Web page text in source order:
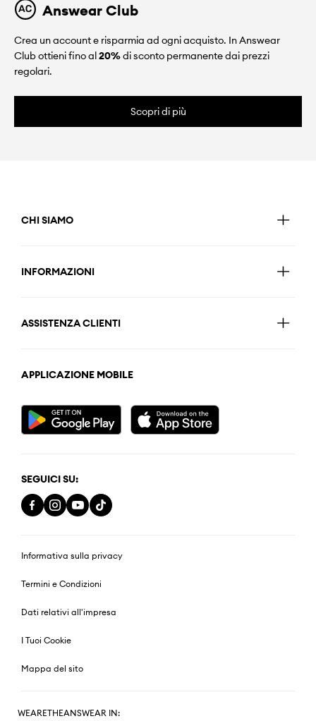
Answear Club
Crea un account e risparmia ad ogni acquisto. In Answear
Club ottieni fino al 20%di sconto permanente dai prezzi
regolari.
Scopri di più
CHI SIAMO
INFORMAZIONI
ASSISTENZA CLIENTI
APPLICAZIONE MOBILE
SEGUICI SU:
Informativa sulla privacy
Termini e Condizioni
Dati relativi all'impresa
I Tuoi Cookie
Mappa del sito
WEARETHEANSWEAR IN: